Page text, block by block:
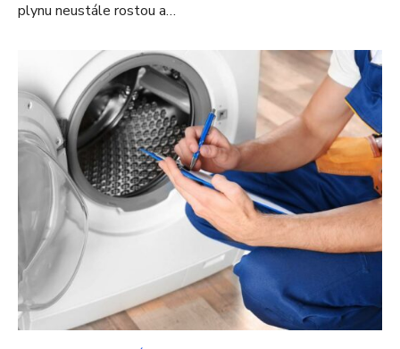
plynu neustále rostou a…